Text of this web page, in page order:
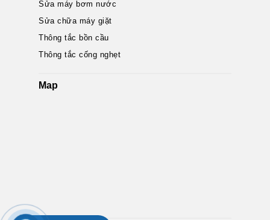
Sửa máy bơm nước
Sửa chữa máy giặt
Thông tắc bồn cầu
Thông tắc cống nghẹt
Map